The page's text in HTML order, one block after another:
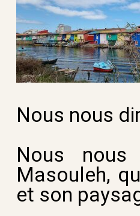
Nous nous
Nous
Masouleh,
et son